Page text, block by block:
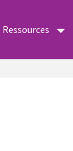
Ressources